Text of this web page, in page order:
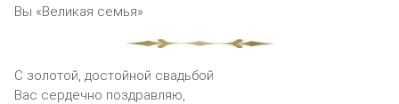
Вы «Великая семья»
С золотой, достойной свадьбой
Вас сердечно поздравляю,